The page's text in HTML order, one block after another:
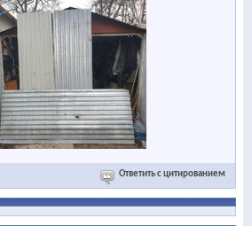
Ответить с цитированием